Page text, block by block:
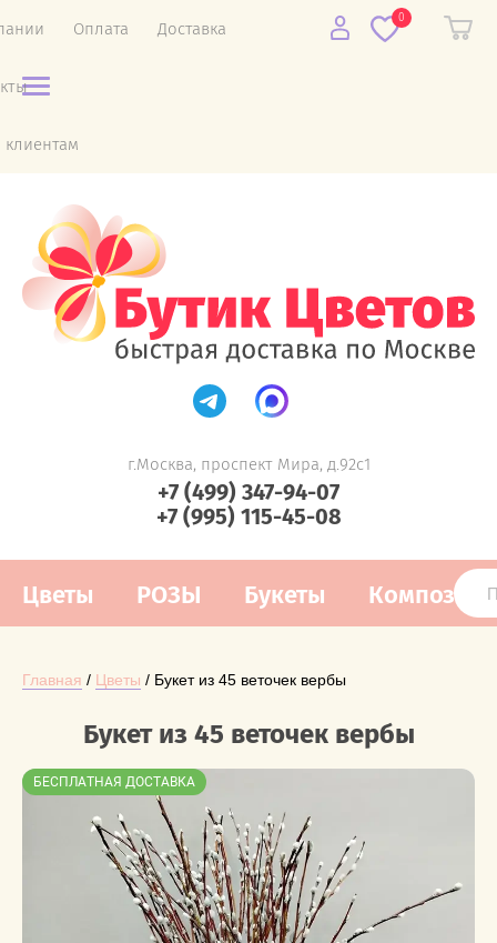
Оплата Доставка
0
г.Москва, проспект Мира, д.92с1
+7 (499) 347-94-07
+7 (995) 115-45-08
Цветы РОЗЫ Букеты
Главная / Цветы / Букет из 45 веточек вербы
Букет из 45 веточек вербы
БЕСПЛАТНАЯ ДОСТАВКА